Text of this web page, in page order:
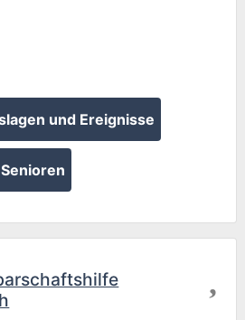
und Ereignisse
Senioren
Wird geladen …